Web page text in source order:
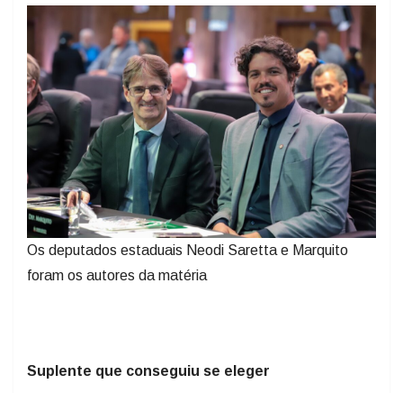
Os deputados estaduais Neodi Saretta e Marquito
foram os autores da matéria
Suplente que conseguiu se eleger